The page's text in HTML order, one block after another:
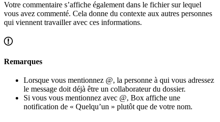
Votre commentaire s’affiche également dans le fichier sur lequel
vous avez commenté. Cela donne du contexte aux autres personnes
qui viennent travailler avec ces informations.
Remarques
Lorsque vous mentionnez @, la personne à qui vous adressez
le message doit déjà être un collaborateur du dossier.
Si vous vous mentionnez avec @, Box affiche une
notification de « Quelqu’un » plutôt que de votre nom.